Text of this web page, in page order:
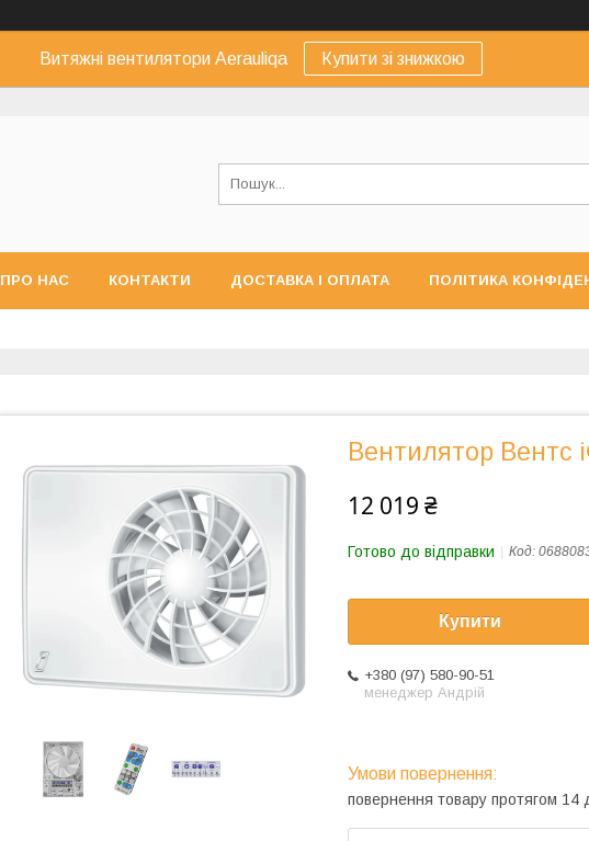
Витяжні вентилятори Aerauliqa Купити зі знижкою
ПРО НАС КОНТАКТИ ДОСТАВКА І ОПЛАТА ПОЛІТИКА
Вентилятор Вентс
12 019 ₴
Готово до відправки Код:
Купити
+380 (97) 580-90-51
менеджер Андрій
повернення товару протягом 14